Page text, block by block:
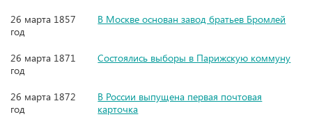
26 марта 1857
год
В Москве основан завод братьев Бромлей
26 марта 1871
год
Состоялись выборы в Парижскую коммуну
26 марта 1872
год
В России выпущена первая почтовая
карточка